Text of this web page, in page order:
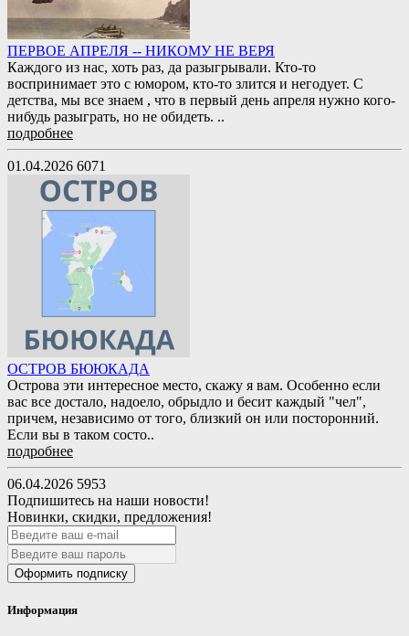
ПЕРВОЕ АПРЕЛЯ -- НИКОМУ НЕ ВЕРЯ
Каждого из нас, хоть раз, да разыгрывали. Кто-то
воспринимает это с юмором, кто-то злится и негодует. С
детства, мы все знаем , что в первый день апреля нужно кого-
нибудь разыграть, но не обидеть. ..
подробнее
01.04.2026 6071
ОСТРОВ БЮЮКАДА
Острова эти интересное место, скажу я вам. Особенно если
вас все достало, надоело, обрыдло и бесит каждый "чел",
причем, независимо от того, близкий он или посторонний.
Если вы в таком состо..
подробнее
06.04.2026 5953
Подпишитесь на наши новости!
Новинки, скидки, предложения!
Оформить подписку
Информация